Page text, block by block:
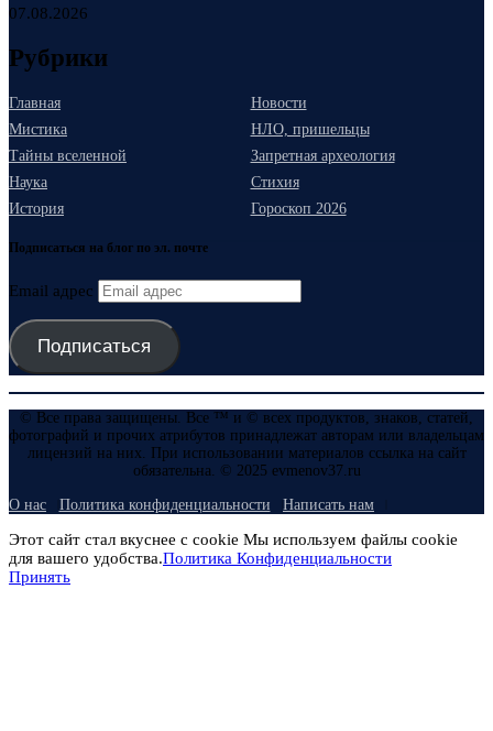
07.08.2026
Рубрики
Главная
Новости
Мистика
НЛО, пришельцы
Тайны вселенной
Запретная археология
Наука
Стихия
История
Гороскоп 2026
Подписаться на блог по эл. почте
Email адрес
Подписаться
© Все права защищены. Все ™ и © всех продуктов, знаков, статей,
фотографий и прочих атрибутов принадлежат авторам или владельцам
лицензий на них. При использовании материалов ссылка на сайт
обязательна. © 2025 evmenov37.ru
О нас Политика конфиденциальности Написать нам
Этот сайт стал вкуснее с cookie Мы используем файлы cookie
для вашего удобства.Политика Конфиденциальности
Принять